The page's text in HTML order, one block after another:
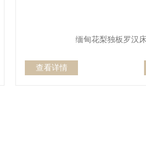
缅甸花梨独板罗汉床
查看详情